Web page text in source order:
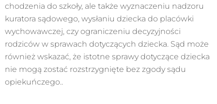
chodzenia do szkoły, ale także wyznaczeniu nadzoru
kuratora sądowego, wysłaniu dziecka do placówki
wychowawczej, czy ograniczeniu decyzyjności
rodziców w sprawach dotyczących dziecka. Sąd może
również wskazać, że istotne sprawy dotyczące dziecka
nie mogą zostać rozstrzygnięte bez zgody sądu
opiekuńczego..